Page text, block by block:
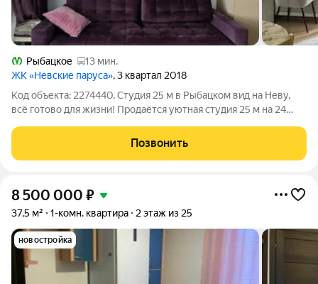
Рыбацкое
13 мин.
ЖК «Невские паруса», 3 квартал 2018
Код объекта: 2274440. Студия 25 м в Рыбацком вид на Неву,
всё готово для жизни! Продаётся уютная студия 25 м на 24
34 к2 ст1). Квартира полностью готова к заселению ремонт не
нужен. Главные
Позвонить
8 500 000 ₽
37,5 м² 1-комн. квартира 2 этаж из 25
новостройка